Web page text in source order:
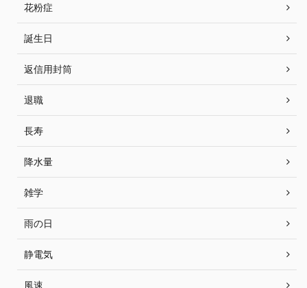
花粉症
誕生日
返信用封筒
退職
長寿
降水量
雑学
雨の日
静電気
風速